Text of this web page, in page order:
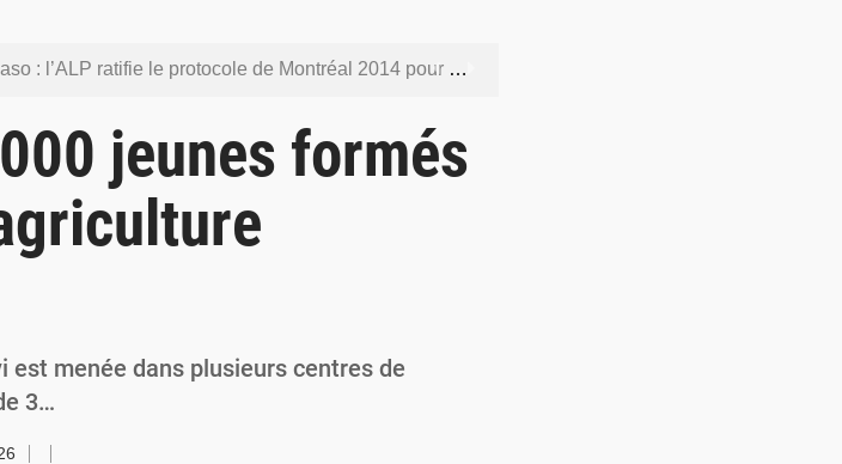
l’ALP ratifie le protocole de Montréal 2014 pour renforcer la sécurité aérienne
la VIDEO-verbalisation enregistre plus de 1 000 infractions en douze heures
usine de farine de blé à 3,1 milliards FCFA en construction pour renforcer la production locale
jeunes formés
est menée dans plusieurs centres de
3…